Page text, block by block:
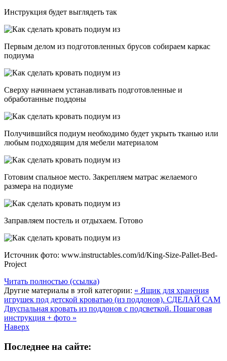
Инструкция будет выглядеть так
Первым делом из подготовленных брусов собираем каркас
подиума
Сверху начинаем устанавливать подготовленные и
обработанные поддоны
Получившийся подиум необходимо будет укрыть тканью или
любым подходящим для мебели материалом
Готовим спальное место. Закрепляем матрас желаемого
размера на подиуме
Заправляем постель и отдыхаем. Готово
Источник фото: www.instructables.com/id/King-Size-Pallet-Bed-
Project
Читать полностью (ссылка)
Другие материалы в этой категории: « Ящик для хранения
игрушек под детской кроватью (из поддонов). СДЕЛАЙ САМ
Двуспальная кровать из поддонов с подсветкой. Пошаговая
инструкция + фото »
Наверх
Последнее на сайте: